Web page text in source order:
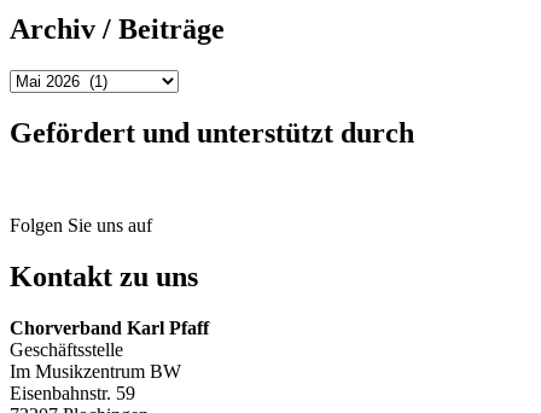
Archiv / Beiträge
Archiv
Beiträge
Gefördert und unterstützt durch
Folgen Sie uns auf
Kontakt zu uns
Chorverband Karl Pfaff
Geschäftsstelle
Im Musikzentrum BW
Eisenbahnstr. 59